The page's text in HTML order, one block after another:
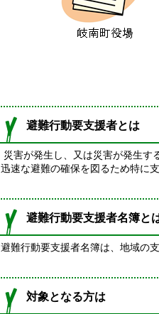
避難行動要支援者とは
災害が発生し、又は災害が発生す
迅速な避難の確保を図るため特に
避難行動要支援者名簿と
避難行動要支援者名簿は、地域の
対象となる方は